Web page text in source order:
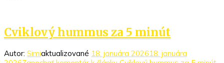
Cviklový hummus za 5 minút
Autor: Simiaktualizované 18. januára 202618. januára